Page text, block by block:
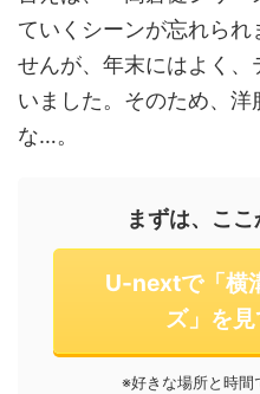
ていくシーンが忘れられ
せんが、年末にはよく
いました。そのため、洋
な…。
まずは、こ
U-nextで「横
ズ」を
※好きな場所と時間